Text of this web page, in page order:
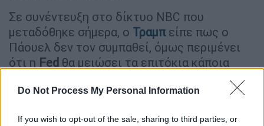
Do Not Process My Personal Information
If you wish to opt-out of the sale, sharing to third parties, or
Σε συνέντευξη στο δίκτυο NBC που
μεταδόθηκε σήμερα, ο Τραμπείπε πως ο
Πάουελ δεν τον συμπαθεί, όμως περιμένει
ότι η Fed θα μειώσει τα επιτόκια κάποια